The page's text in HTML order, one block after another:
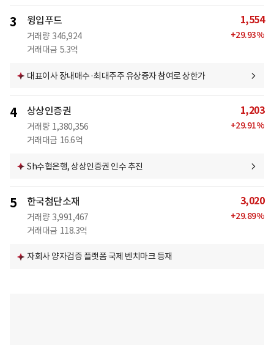
3 윙입푸드
거래량 346,924
거래대금 5.3억
1,554
+29.93%
대표이사 장내매수·최대주주 유상증자 참여로 상한가
4 상상인증권
거래량 1,380,356
거래대금 16.6억
1,203
+29.91%
Sh수협은행, 상상인증권 인수 추진
5 한국첨단소재
거래량 3,991,467
거래대금 118.3억
3,020
+29.89%
자회사 양자검증 플랫폼 국제 벤치마크 등재